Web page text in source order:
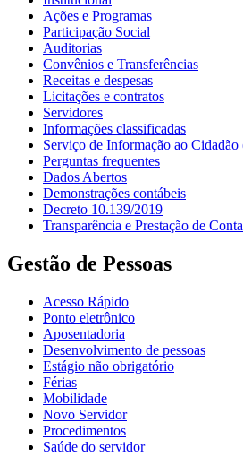
Ações e Programas
Participação Social
Auditorias
Convênios e Transferências
Receitas e despesas
Licitações e contratos
Servidores
Informações classificadas
Serviço de Informação ao
Perguntas frequentes
Dados Abertos
Demonstrações contábeis
Decreto 10.139/2019
Transparência e Prestação de
Gestão de Pessoas
Acesso Rápido
Ponto eletrônico
Aposentadoria
Desenvolvimento de pessoas
Estágio não obrigatório
Férias
Mobilidade
Novo Servidor
Procedimentos
Saúde do servidor